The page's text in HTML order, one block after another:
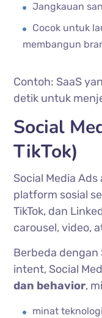
Jangkauan
Cocok untuk
membangun
Contoh: SaaS
detik untuk
Social
TikTok)
Social Media
platform sosial
TikTok, dan
carousel, video,
Berbeda dengan
intent, Social
dan behavior,
minat teknologi